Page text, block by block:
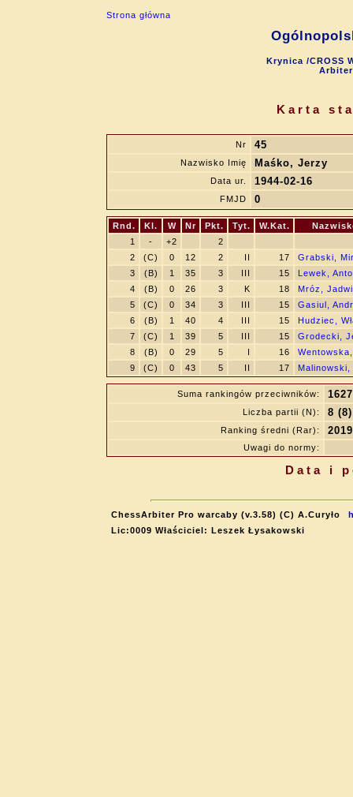
Strona główna
Krynica /CROSS
Karta
Nr 45
Nazwisko Imię Maśko, Jerzy
Data ur. 1944-02-16
FMJD 0
Rnd. Kl. W Nr Pkt. Tyt. W.Kat.
1
- +2
2
2
(C) 0 12 2 II 17
Grabski,
3
(B) 1 35 3 III 15
Lewek,
4
(B) 0 26 3 K 18
Mróz,
5
(C) 0 34 3 III 15
Gasiul,
6
(B) 1 40 4 III 15
Hudziec,
7
(C) 1 39 5 III 15
Grodecki,
8
(B) 0 29 5 I 16
9
(C) 0 43 5 II 17
Suma rankingów przeciwników:
Liczba partii (N): 8 (8)
Ranking średni (Rar): 2019
Uwagi do normy:
Data i
ChessArbiter Pro warcaby (v.3.58) (C) A.Curyło
Lic:0009 Właściciel: Leszek Łysakowski